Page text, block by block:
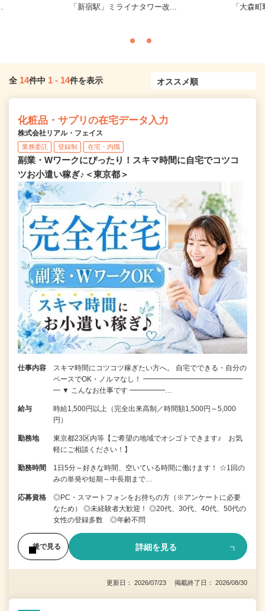
「新宿駅」ミライナタワー改...
「大森
全 14件中 1 - 14件を表示
化粧品・サプリの在宅データ入力
株式会社リアル・フェイス
業務委託 登録制 在宅・内職
副業・Wワークにぴったり！スキマ時間に自宅でコツコ
ツお小遣い稼ぎ♪＜東京都＞
仕事内容
スキマ時間にコツコツ稼ぎたい方へ。 自宅でできる・自分の
ペースでOK・ノルマなし！ ━━━━━━━━━━━━━━
━ ▼ こんなお仕事です ━━━━━…
給与
時給1,500円以上（完全出来高制／時間額1,500円～5,000
円）
勤務地
東京都23区内等【ご希望の地域でオシゴトできます♪ お気
軽にご相談ください！】
勤務時間
1日5分～好きな時間、空いている時間に働けます！ ☆1回の
みの単発や短期～中長期まで…
応募資格
◎PC・スマートフォンをお持ちの方（※アンケートに必要
なため） ◎未経験者大歓迎！ ◎20代、30代、40代、50代の
女性の登録多数 ◎年齢不問
後で見る 詳細を見る
更新日： 2026/07/23 掲載終了日： 2026/08/30